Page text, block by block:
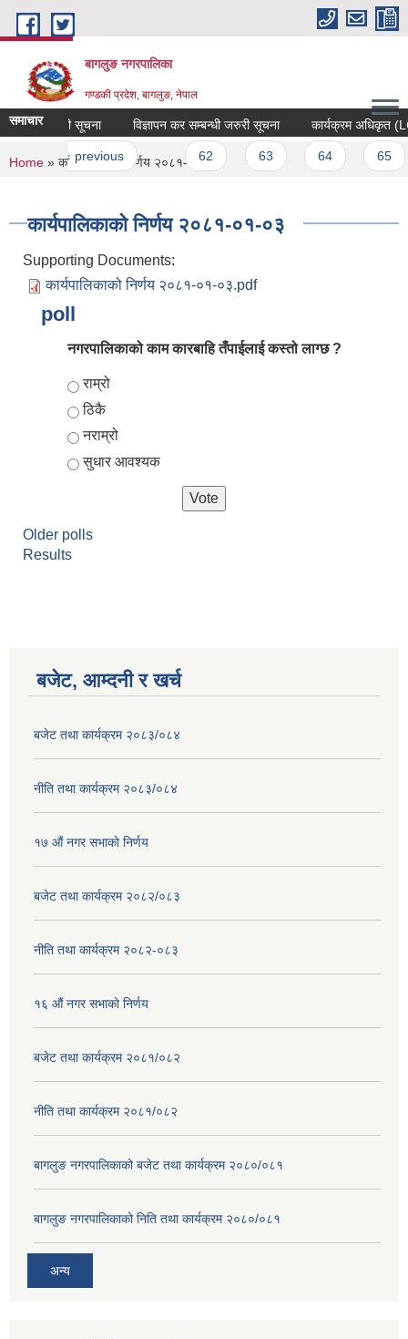
Skip to main content
बागलुङ नगरपालिका
गण्डकी प्रदेश, बागलुङ, नेपाल
समाचारजरुरी सूचना विज्ञापन कर सम्बन्धी जरुरी सूचना कार्यक्रम अधिकृत
‹ previous …
You are here
Home » कार्यपालिकाको निर्णय २०८१-०१-०३
कार्यपालिकाको निर्णय २०८१-०१-०३
Supporting Documents:
कार्यपालिकाको निर्णय २०८१-०१-०३.pdf
poll
नगरपालिकाको काम कारबाहि तँपाईलाई कस्तो लाग्छ ?
Choices
राम्रो
ठिकै
नराम्रो
सुधार आवश्यक
Older polls
Results
बजेट, आम्दनी र खर्च
बजेट तथा कार्यक्रम २०८३/०८४
नीति तथा कार्यक्रम २०८३/०८४
१७ ‌‍औं नगर सभाकाे निर्णय
बजेट तथा कार्यक्रम २०८२/०८३
नीति तथा कार्यक्रम २०८२-०८३
१६ ‌औं नगर सभाकाे निर्णय
बजेट तथा कार्यक्रम २०८१/०८२
नीति तथा कार्यक्रम २०८१/०८२
बागलुङ नगरपालिकाको बजेट तथा कार्यक्रम २०८०/०८१
बागलुङ नगरपालिकाको निति तथा कार्यक्रम २०८०/०८१
अन्य